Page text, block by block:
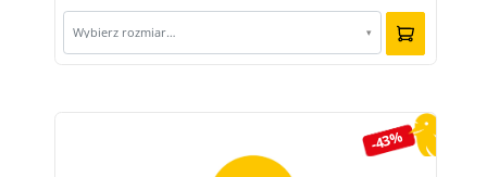
Wybierz rozmiar… ▾
-43%